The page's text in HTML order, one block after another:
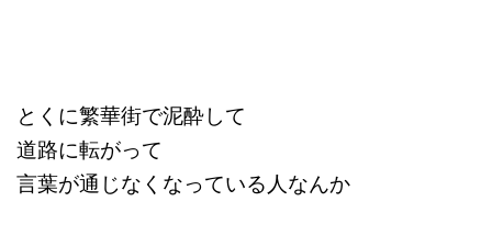
とくに繁華街で泥酔して
道路に転がって
言葉が通じなくなっている人なんか